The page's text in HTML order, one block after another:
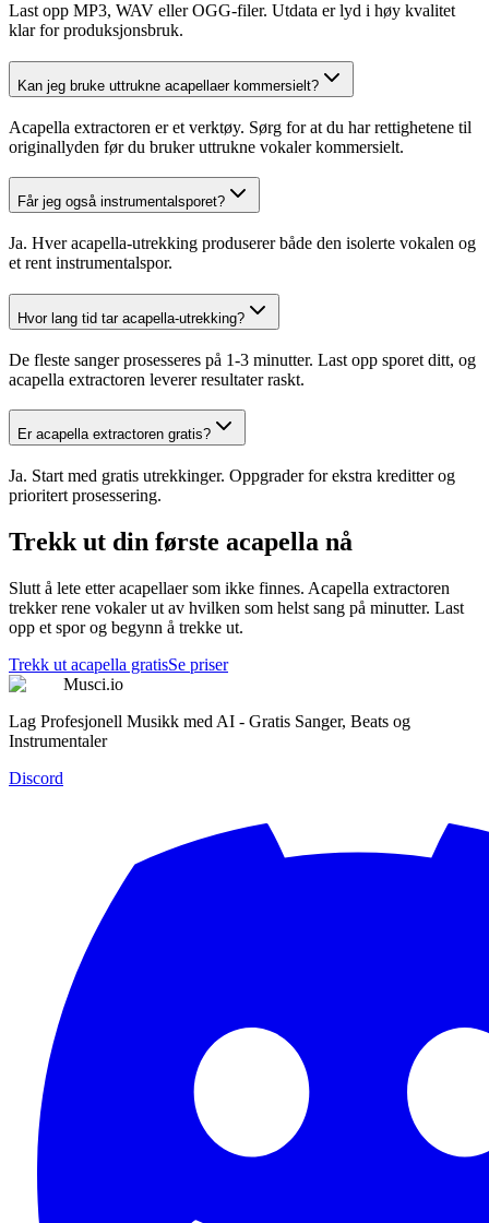
Last opp MP3, WAV eller OGG-filer. Utdata er lyd i høy kvalitet
klar for produksjonsbruk.
Kan jeg bruke uttrukne acapellaer kommersielt?
Acapella extractoren er et verktøy. Sørg for at du har rettighetene til
originallyden før du bruker uttrukne vokaler kommersielt.
Får jeg også instrumentalsporet?
Ja. Hver acapella-utrekking produserer både den isolerte vokalen og
et rent instrumentalspor.
Hvor lang tid tar acapella-utrekking?
De fleste sanger prosesseres på 1-3 minutter. Last opp sporet ditt, og
acapella extractoren leverer resultater raskt.
Er acapella extractoren gratis?
Ja. Start med gratis utrekkinger. Oppgrader for ekstra kreditter og
prioritert prosessering.
Trekk ut din første acapella nå
Slutt å lete etter acapellaer som ikke finnes. Acapella extractoren
trekker rene vokaler ut av hvilken som helst sang på minutter. Last
opp et spor og begynn å trekke ut.
Trekk ut acapella gratisSe priser
Musci.io
Lag Profesjonell Musikk med AI - Gratis Sanger, Beats og
Instrumentaler
Discord